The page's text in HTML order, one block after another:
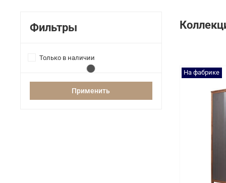
На фабрике
Фильтры
Только в наличии
Применить